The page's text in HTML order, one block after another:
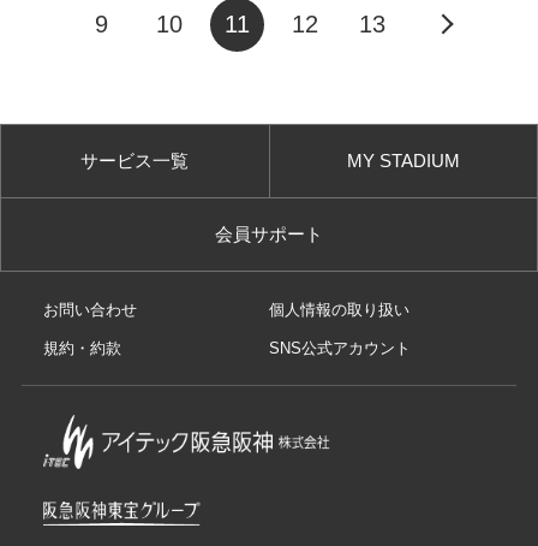
9 10 11 12 13
サービス一覧 MY STADIUM
会員サポート
お問い合わせ 個人情報の取り扱い
規約・約款 SNS公式アカウント